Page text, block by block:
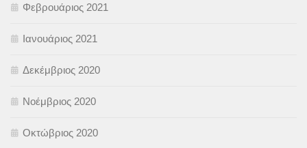
Φεβρουάριος 2021
Ιανουάριος 2021
Δεκέμβριος 2020
Νοέμβριος 2020
Οκτώβριος 2020